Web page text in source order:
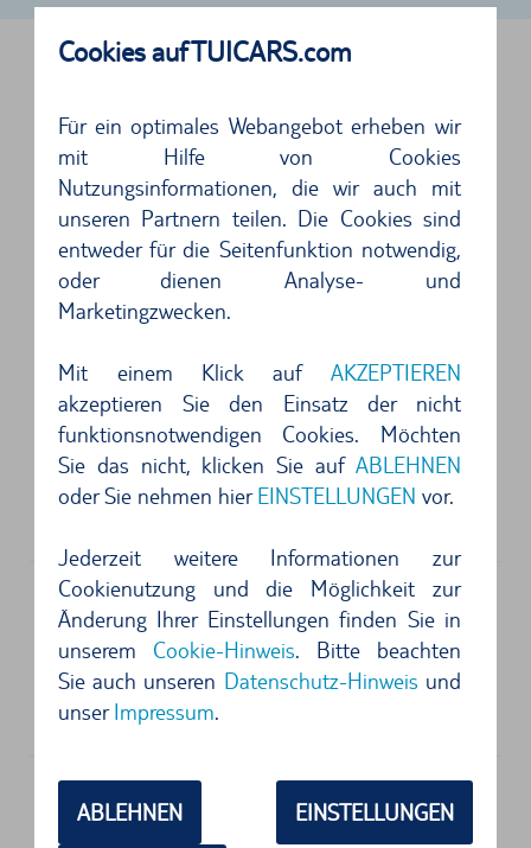
Cookies auf TUICARS.com
Für ein optimales Webangebot erheben wir
mit Hilfe von Cookies
Nutzungsinformationen, die wir auch mit
unseren Partnern teilen. Die Cookies sind
entweder für die Seitenfunktion notwendig,
oder dienen Analyse- und
Marketingzwecken.
Mit einem Klick aufAKZEPTIEREN
akzeptieren Sie den Einsatz der nicht
funktionsnotwendigen Cookies. Möchten
Sie das nicht, klicken Sie aufABLEHNEN
oder Sie nehmen hierEINSTELLUNGEN vor.
Jederzeit weitere Informationen zur
Cookienutzung und die Möglichkeit zur
Änderung Ihrer Einstellungen finden Sie in
unserem Cookie-Hinweis. Bitte beachten
Sie auch unseren Datenschutz-Hinweis und
unserImpressum.
ABLEHNEN EINSTELLUNGEN
NEAPEL FLUGHAFEN, ITALIEN
FOLGENDE AUTOVERMIETUNGEN BEFINDEN
SICH VOR ORT
Anschrift
Avis
Capodichino Airport
4 von 5 Sternen
An beiden Mietwagenstationen war das
Personal und Abwicklung insgesamt sehr
Anschrift
DRIVALIA
Ankunftshalle-Aeroporto Capodichino
80144 Neapel